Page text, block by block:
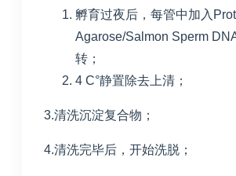
孵育过夜后，每管中加入
Agarose/Salmon Sperm
转；
4 C°静置除去上清；
3.清洗沉淀复合物；
4.清洗完毕后，开始洗脱；